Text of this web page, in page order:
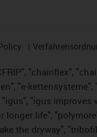
"chainflex",
"e-
"igus
life",
the dryway",